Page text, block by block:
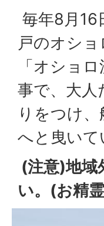
毎年8月16
戸のオシ
「オショ
事で、大
りをつけ
へと曳いて
(注意)地域
い。(お精